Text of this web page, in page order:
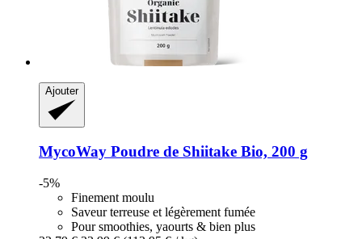
Ajouter
MycoWay Poudre de Shiitake Bio, 200 g
-5%
Finement moulu
Saveur terreuse et légèrement fumée
Pour smoothies, yaourts & bien plus